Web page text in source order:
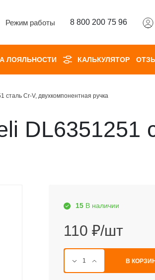
Режим работы 8 800 200 75 96
ЛОЯЛЬНОСТИ КАЛЬКУЛЯТОР
Cr-V, двухкомпонентная ручка
DL6351251
15 В наличии
110 ₽/шт
В